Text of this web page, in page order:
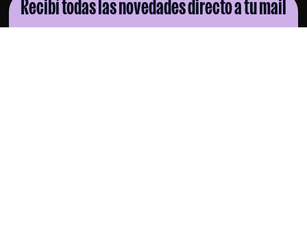
Recibí todas las novedades directo a tu mail